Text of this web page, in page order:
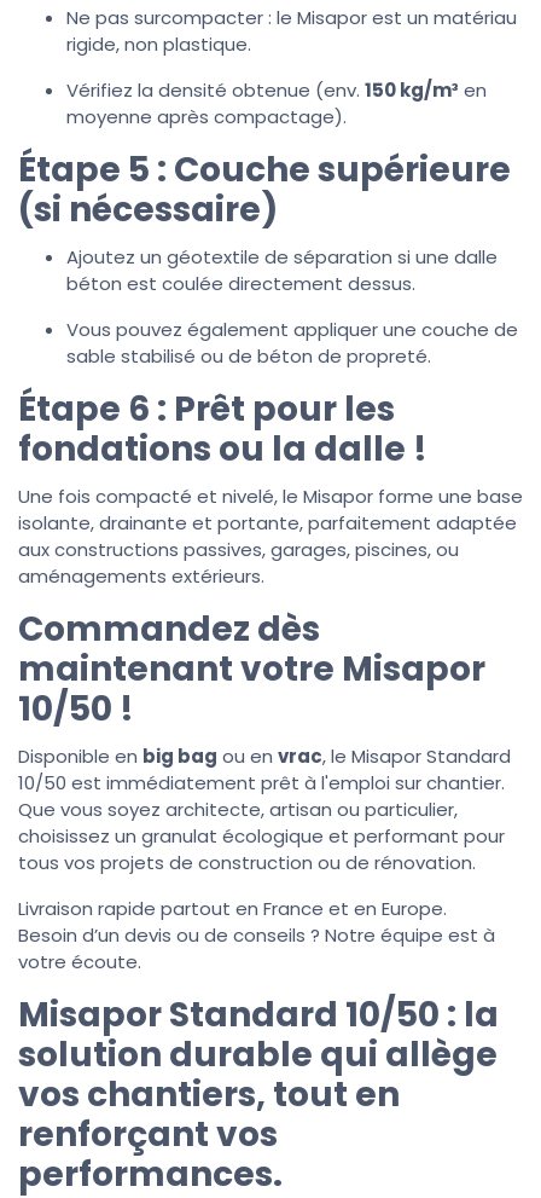
Ne pas surcompacter : le Misapor est un matériau
rigide, non plastique.
Vérifiez la densité obtenue (env. 150 kg/m³ en
moyenne après compactage).
Étape 5 : Couche supérieure
(si nécessaire)
Ajoutez un géotextile de séparation si une dalle
béton est coulée directement dessus.
Vous pouvez également appliquer une couche de
sable stabilisé ou de béton de propreté.
Étape 6 : Prêt pour les
fondations ou la dalle !
Une fois compacté et nivelé, le Misapor forme une base
isolante, drainante et portante, parfaitement adaptée
aux constructions passives, garages, piscines, ou
aménagements extérieurs.
Commandez dès
maintenant votre Misapor
10/50 !
Disponible en big bag ou en vrac, le Misapor Standard
10/50 est immédiatement prêt à l'emploi sur chantier.
Que vous soyez architecte, artisan ou particulier,
choisissez un granulat écologique et performant pour
tous vos projets de construction ou de rénovation.
Livraison rapide partout en France et en Europe.
Besoin d’un devis ou de conseils ? Notre équipe est à
votre écoute.
Misapor Standard 10/50 : la
solution durable qui allège
vos chantiers, tout en
renforçant vos
performances.